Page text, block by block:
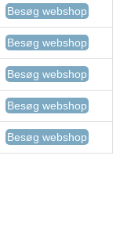
Besøg webshop
Besøg webshop
Besøg webshop
Besøg webshop
Besøg webshop